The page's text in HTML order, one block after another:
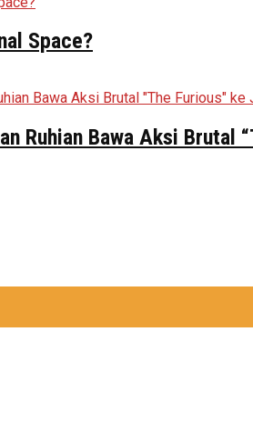
Space?
Ruhian Bawa Aksi Brutal